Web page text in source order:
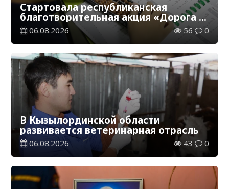
Стартовала республиканская
благотворительная акция «Дорога в
школу»
06.08.2026 56 0
В Кызылординской области
развивается ветеринарная отрасль
06.08.2026 43 0